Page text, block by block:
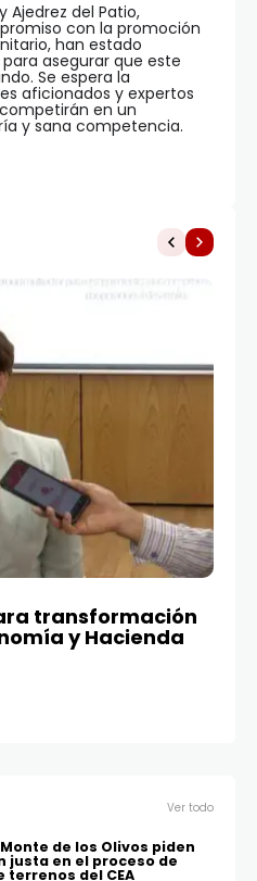
Ajedrez del Patio,
con la promoción
han estado
asegurar que este
Se espera la
aficionados y expertos
en un
y sana competencia.
transformación
y Hacienda
Ver todo
de los Olivos piden
justa en el proceso de
terrenos del CEA